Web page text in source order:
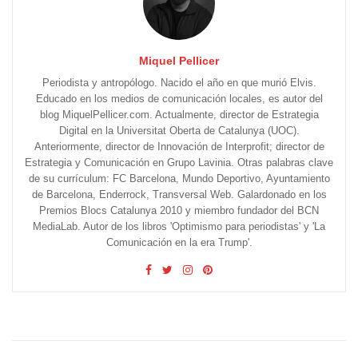
Miquel Pellicer
Periodista y antropólogo. Nacido el año en que murió Elvis.
Educado en los medios de comunicación locales, es autor del
blog MiquelPellicer.com. Actualmente, director de Estrategia
Digital en la Universitat Oberta de Catalunya (UOC).
Anteriormente, director de Innovación de Interprofit; director de
Estrategia y Comunicación en Grupo Lavinia. Otras palabras clave
de su currículum: FC Barcelona, Mundo Deportivo, Ayuntamiento
de Barcelona, Enderrock, Transversal Web. Galardonado en los
Premios Blocs Catalunya 2010 y miembro fundador del BCN
MediaLab. Autor de los libros 'Optimismo para periodistas' y 'La
Comunicación en la era Trump'.